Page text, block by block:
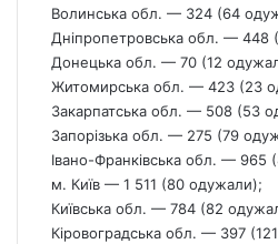
Волинська обл. — 324 (64
Дніпропетровська обл. — 448
Донецька обл. — 70 (12
Житомирська обл. — 423 (23
Закарпатська обл. — 508 (53
Запорізька обл. — 275 (79
Івано-Франківська обл. — 965
м. Київ — 1 511 (80 одужали);
Київська обл. — 784 (82
Кіровоградська обл. — 397